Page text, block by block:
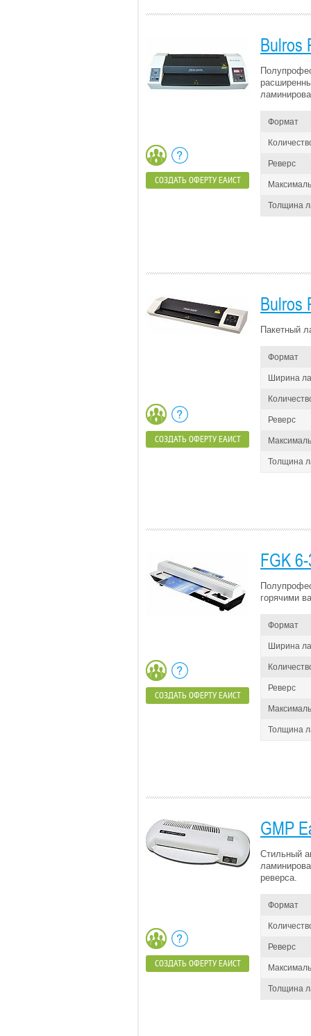
Bulros
Формат
Реверс
Толщина
СОЗДАТЬ ОФЕРТУ ЕАИСТ
Bulros
Пакетный
Формат
Ширина
Реверс
Толщина
СОЗДАТЬ ОФЕРТУ ЕАИСТ
FGK
горячими
Формат
Ширина
Реверс
Толщина
СОЗДАТЬ ОФЕРТУ ЕАИСТ
GMP
Стильный
реверса.
Формат
Реверс
Толщина
СОЗДАТЬ ОФЕРТУ ЕАИСТ